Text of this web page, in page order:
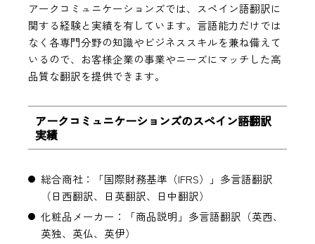
アークコミュニケーションズでは、スペイン語翻訳に
関する経験と実績を有しています。言語能力だけでは
なく各専門分野の知識やビジネススキルを兼ね備えて
いるので、お客様企業の事業やニーズにマッチした高
品質な翻訳を提供できます。
アークコミュニケーションズのスペイン語翻訳
実績
総合商社：「国際財務基準（IFRS）」多言語翻訳
（日西翻訳、日英翻訳、日中翻訳）
化粧品メーカー：「商品説明」多言語翻訳（英西、
英独、英仏、英伊）